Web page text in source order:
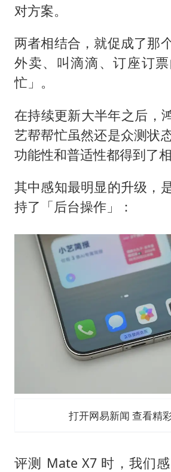
对方案。
两者相结合，就促成了那
外卖、叫滴滴、订座订
忙」。
在持续更新大半年之后，
艺帮帮忙虽然还是众测状
功能性和普适性都得到了相
其中感知最明显的升级，
持了「后台操作」：
打开网易新闻 查看精
评测 Mate X7 时，我们